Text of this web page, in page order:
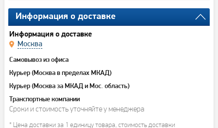
Информация о доставке
Информация о доставке
Москва
Самовывоз из офиса
Курьер (Москва в пределах МКАД)
Курьер (Москва за МКАД и Мос. область)
Транспортные компании
Сроки и стоимость уточняйте у менеджера
* Цена доставки за 1 единицу товара, стоимость доставки